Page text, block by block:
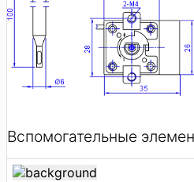
Вспомогательные